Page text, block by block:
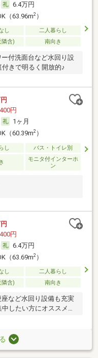
6.4万円
（63.96m2）
し
二人暮らし
隣含) 南向き
付洗面台など水回り設
きで明るく開放的♪
円
1ヶ月
（60.39m2）
し バス・トイレ別
モニタ付インターホ
ン
円
6.4万円
（63.69m2）
し
二人暮らし
隣含) 南向き
など水回り設備も充実
したい方にオススメで